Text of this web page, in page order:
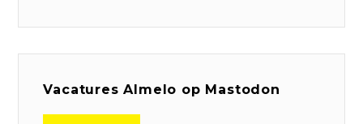
Vacatures Almelo op Mastodon